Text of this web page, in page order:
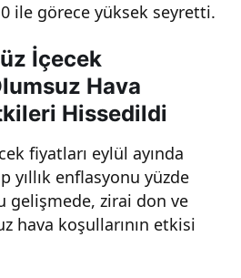
ile görece yüksek seyretti.
İçecek
Hava
Hissedildi
fiyatları eylül ayında
yıllık enflasyonu yüzde
gelişmede, zirai don ve
hava koşullarının etkisi